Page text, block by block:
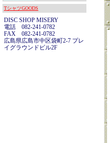
TシャツGOODS
DISC SHOP MISERY
電話 082-241-0782
FAX 082-241-0782
広島県広島市中区袋町2-7 プレ
イグラウンドビル2F